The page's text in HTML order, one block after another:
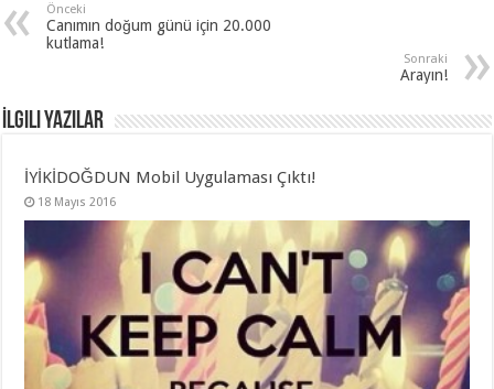
Önceki
Canımın doğum günü için 20.000
kutlama!
Sonraki
Arayın!
İlgili Yazılar
İYİKİDOĞDUN Mobil Uygulaması Çıktı!
18 Mayıs 2016